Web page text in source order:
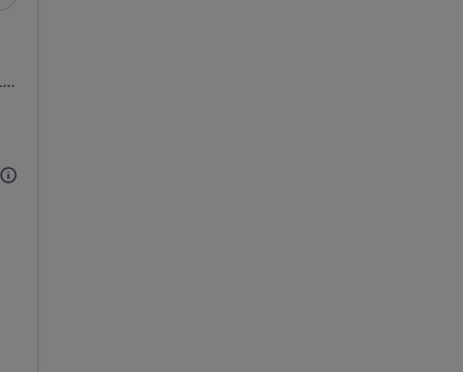
Rua Tomás Ribeiro, São Sebastião da Pedreira, Avenidas Novas, Lisboa, Lisboa